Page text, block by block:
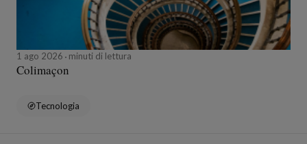
1 ago 2026 minuti di lettura
Colimaçon
Tecnologia